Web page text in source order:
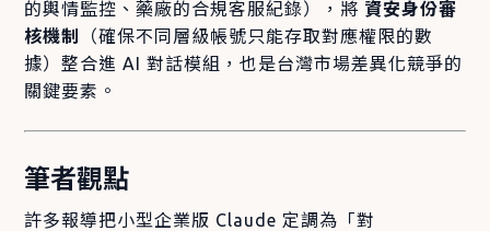
的輿情監控、藥廠的合規客服紀錄），將 資安身份審
核機制
（確保不同層級帳號只能存取對應權限的數
據）整合進 AI 對話模組，也是台灣市場差異化競爭的
關鍵要素。
筆者觀點
許多報導把小型企業版 Claude 定調為「對